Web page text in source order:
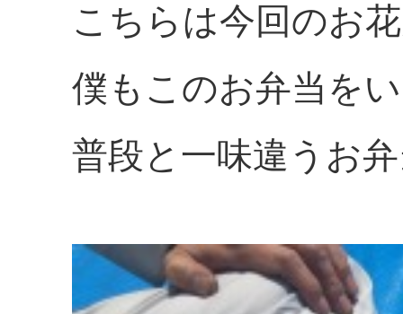
こちらは今回のお
僕もこのお弁当を
普段と一味違うお